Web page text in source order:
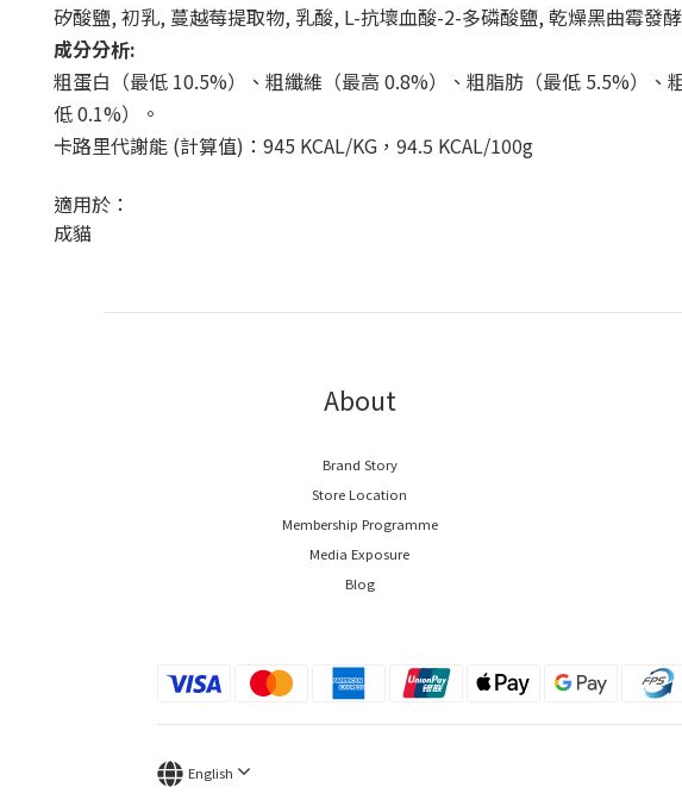
矽酸鹽, 初乳, 蔓越莓提取物, 乳酸, L-抗壞血酸-2-多磷酸鹽, 乾燥黑曲霉發
成分分析:
粗蛋白（最低 10.5%）、粗纖維（最高 0.8%）、粗脂肪（最低 5.5%）
低 0.1%）。
卡路里代謝能 (計算值)：945 KCAL/KG，94.5 KCAL/100g
適用於：
成貓
About
Brand Story
Store Location
Membership Programme
Media Exposure
Blog
English